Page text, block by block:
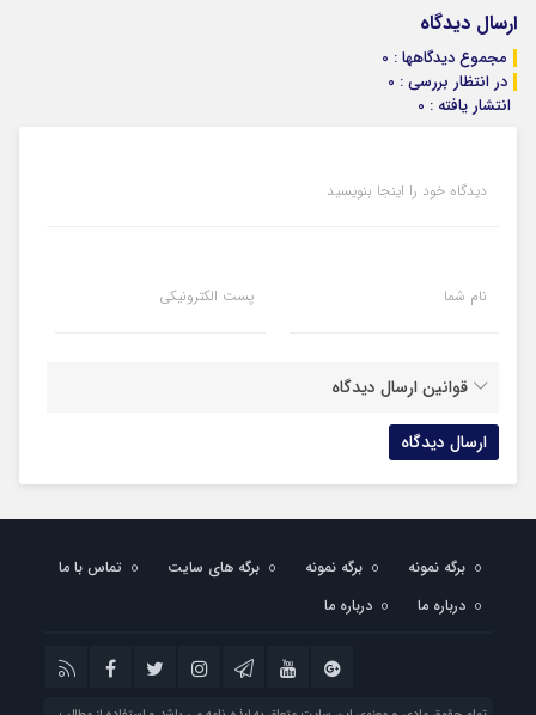
ارسال دیدگاه
مجموع دیدگاهها : 0
در انتظار بررسی : 0
انتشار یافته : 0
دیدگاه خود را اینجا بنویسید
نام شما پست الکترونیکی
قوانین ارسال دیدگاه
برگه نمونه برگه نمونه برگه های سایت
تماس با ما
درباره ما
درباره ما